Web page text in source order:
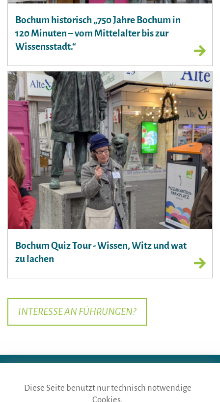
Bochum historisch „750 Jahre Bochum in
120 Minuten – vom Mittelalter bis zur
Wissensstadt.“
Bochum Quiz Tour - Wissen, Witz und wat
zu lachen
INTERESSE AN FÜHRUNGEN?
Diese Seite benutzt nur technisch notwendige
Cookies.